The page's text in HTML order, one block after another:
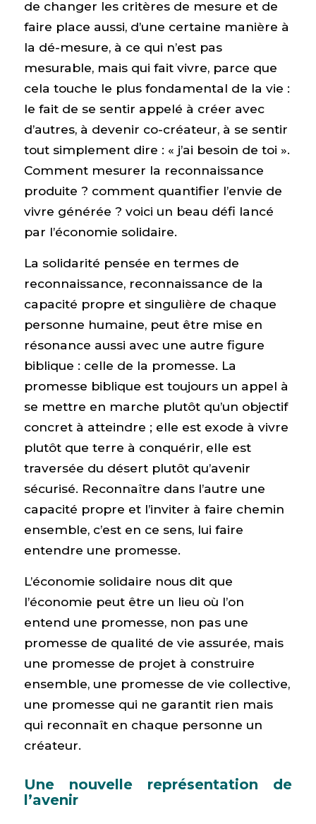
de changer les critères de mesure et de
faire place aussi, d’une certaine manière à
la dé-mesure, à ce qui n’est pas
mesurable, mais qui fait vivre, parce que
cela touche le plus fondamental de la vie :
le fait de se sentir appelé à créer avec
d’autres, à devenir co-créateur, à se sentir
tout simplement dire : « j’ai besoin de toi ».
Comment mesurer la reconnaissance
produite ? comment quantifier l’envie de
vivre générée ? voici un beau défi lancé
par l’économie solidaire.
La solidarité pensée en termes de
reconnaissance, reconnaissance de la
capacité propre et singulière de chaque
personne humaine, peut être mise en
résonance aussi avec une autre figure
biblique : celle de la promesse. La
promesse biblique est toujours un appel à
se mettre en marche plutôt qu’un objectif
concret à atteindre ; elle est exode à vivre
plutôt que terre à conquérir, elle est
traversée du désert plutôt qu’avenir
sécurisé. Reconnaître dans l’autre une
capacité propre et l’inviter à faire chemin
ensemble, c’est en ce sens, lui faire
entendre une promesse.
L’économie solidaire nous dit que
l’économie peut être un lieu où l’on
entend une promesse, non pas une
promesse de qualité de vie assurée, mais
une promesse de projet à construire
ensemble, une promesse de vie collective,
une promesse qui ne garantit rien mais
qui reconnaît en chaque personne un
créateur.
Une nouvelle représentation de
l’avenir